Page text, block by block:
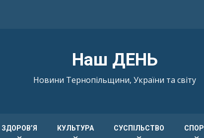
Наш ДЕНЬ
Новини Тернопільщини, України та світу
ЗДОРОВ’Я КУЛЬТУРА СУСПІЛЬСТВО